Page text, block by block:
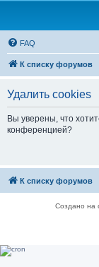
FAQ
К списку форумов
Удалить cookies
Вы уверены, что
конференцией?
К списку форумов
Создано на